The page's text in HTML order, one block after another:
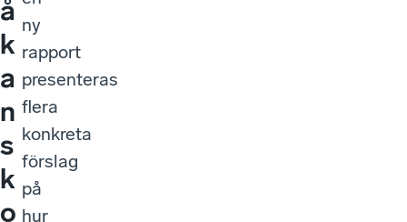
å
k
a
n
s
k
o
ny
rapport
presenteras
flera
konkreta
förslag
på
hur